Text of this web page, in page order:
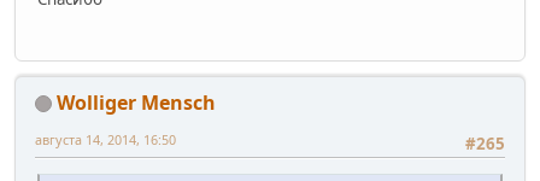
Wolliger Mensch
#265
августа 14, 2014, 16:50